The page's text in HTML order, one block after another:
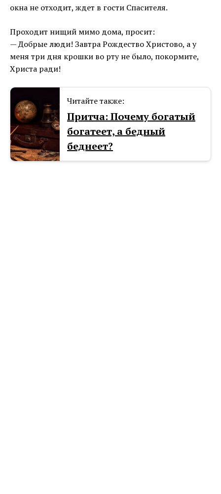
окна не отходит, ждет в гости Спасителя.
Проходит нищий мимо дома, просит:
— Добрые люди! Завтра Рождество Христово, а у
меня три дня крошки во рту не было, покормите,
Христа ради!
Читайте также:
Притча: Почему богатый
богатеет, а бедный
беднеет?